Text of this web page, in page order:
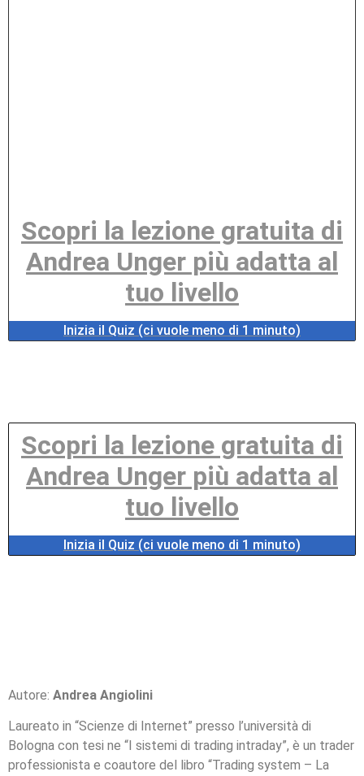
Scopri la lezione gratuita di
Andrea Unger più adatta al
tuo livello
Inizia il Quiz (ci vuole meno di 1 minuto)
Scopri la lezione gratuita di
Andrea Unger più adatta al
tuo livello
Inizia il Quiz (ci vuole meno di 1 minuto)
Autore: Andrea Angiolini
Laureato in “Scienze di Internet” presso l’università di
Bologna con tesi ne “I sistemi di trading intraday”, è un trader
professionista e coautore del libro “Trading system – La